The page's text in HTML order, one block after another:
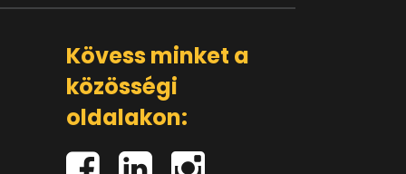
Kövess minket a
közösségi
oldalakon: